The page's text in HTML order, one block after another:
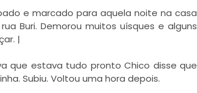
e marcado para aquela noite na casa
Buri. Demorou muitos uísques e alguns
|
que estava tudo pronto Chico disse que
Subiu. Voltou uma hora depois.